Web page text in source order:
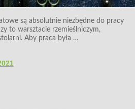
są absolutnie niezbędne do pracy
to warsztacie rzemieślniczym,
Aby praca była …